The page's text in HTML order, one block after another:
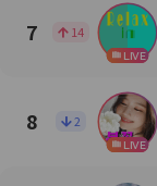
7 14
LIVE
8 2
LIVE